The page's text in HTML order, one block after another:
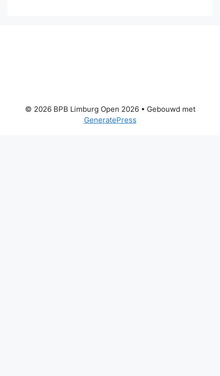
© 2026 BPB Limburg Open 2026• Gebouwd met
GeneratePress